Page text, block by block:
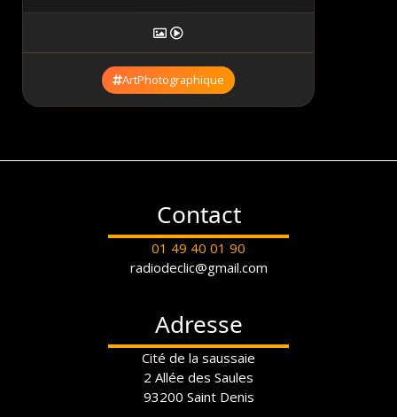
ArtPhotographique
Contact
01 49 40 01 90
radiodeclic@gmail.com
Adresse
Cité de la saussaie
2 Allée des Saules
93200 Saint Denis